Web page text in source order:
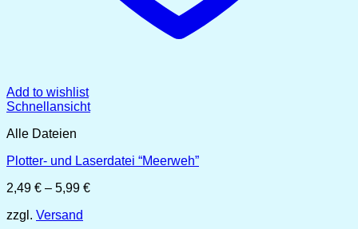
Add to wishlist
Schnellansicht
Alle Dateien
Plotter- und Laserdatei “Meerweh”
2,49 € – 5,99 €Preisspanne:
zzgl. Versand